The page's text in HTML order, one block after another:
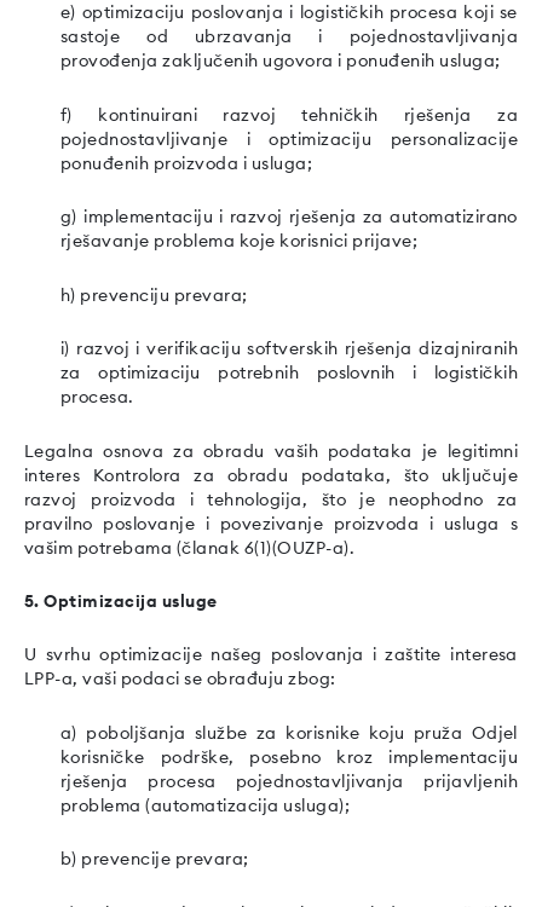
e) optimizaciju poslovanja i logističkih procesa koji se
sastoje od ubrzavanja i pojednostavljivanja
provođenja zaključenih ugovora i ponuđenih usluga;
f) kontinuirani razvoj tehničkih rješenja za
pojednostavljivanje i optimizaciju personalizacije
ponuđenih proizvoda i usluga;
g) implementaciju i razvoj rješenja za automatizirano
rješavanje problema koje korisnici prijave;
h) prevenciju prevara;
i) razvoj i verifikaciju softverskih rješenja dizajniranih
za optimizaciju potrebnih poslovnih i logističkih
procesa.
Legalna osnova za obradu vaših podataka je legitimni
interes Kontrolora za obradu podataka, što uključuje
razvoj proizvoda i tehnologija, što je neophodno za
pravilno poslovanje i povezivanje proizvoda i usluga s
vašim potrebama (članak 6(1)(OUZP-a).
5. Optimizacija usluge
U svrhu optimizacije našeg poslovanja i zaštite interesa
LPP-a, vaši podaci se obrađuju zbog:
a) poboljšanja službe za korisnike koju pruža Odjel
korisničke podrške, posebno kroz implementaciju
rješenja procesa pojednostavljivanja prijavljenih
problema (automatizacija usluga);
b) prevencije prevara;